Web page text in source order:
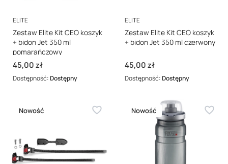
PRODUCENT
ELITE
Zestaw Elite Kit CEO koszyk
+ bidon Jet 350 ml
pomarańczowy
Cena
45,00 zł
Dostępność:Dostępny
PRODUCENT
ELITE
Zestaw Elite Kit CEO koszyk
+ bidon Jet 350 ml czerwony
Cena
45,00 zł
Dostępność:Dostępny
Nowość Nowość